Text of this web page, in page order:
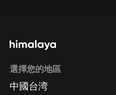
選擇您的地區
中國台湾